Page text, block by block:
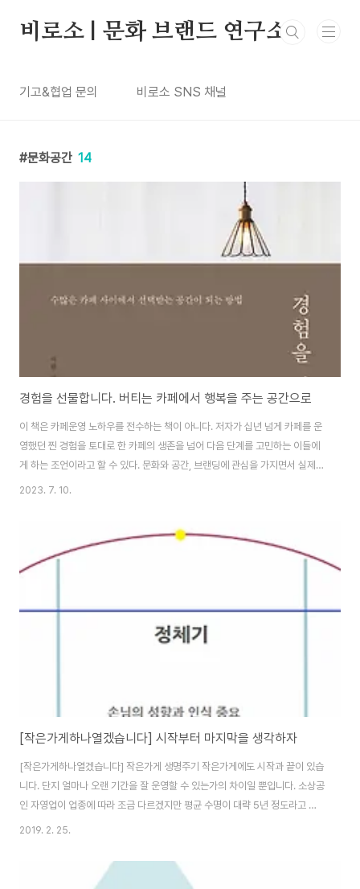
비로소 | 문화 브랜드 연구소
기고&협업 문의 비로소 SNS 채널
문화공간 14
경험을 선물합니다. 버티는 카페에서 행복을 주는 공간으로
이 책은 카페운영 노하우를 전수하는 책이 아니다. 저자가 십년 넘게 카페를 운
영했던 찐 경험을 토대로 한 카페의 생존을 넘어 다음 단계를 고민하는 이들에
게 하는 조언이라고 할 수 있다. 문화와 공간, 브랜딩에 관심을 가지면서 실제로
작은 공간을 운영하며 카페 기능을 더하였던 시절이 생각났다. 바리스타 자격
볼 수 있다. 전시, 워크숍, 프리마켓, 북토크, 팬미팅 등의 공간적 기능에 프라이
빗 파티 공간 대여 등으로 문화적 기능을 담는 공간으로 운영하다보니 상시 운
2023. 7. 10.
[작은가게하나열겠습니다] 시작부터 마지막을 생각하자
[작은가게하나열겠습니다] 작은가게 생명주기 작은가게에도 시작과 끝이 있습
니다. 단지 얼마나 오랜 기간을 잘 운영할 수 있는가의 차이일 뿐입니다. 소상공
인 자영업이 업종에 따라 조금 다르겠지만 평균 수명이 대략 5년 정도라고 합
니다. 그 중 80퍼센트는 3년 내에 문을 닫는다고 합니다. 꾸역꾸역 계약기간을
아닐까합니다. 작은가게라서 물리적 한계가 있을 수 있지만 그 안에서 만들어
낼 수 있는 부가가치는 결코 작은 것이 아닙니다. 그러므로 그 안에서 만들어낼
2019. 2. 25.